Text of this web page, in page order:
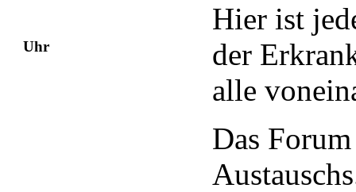
Uhr
Hier ist
der
alle
Das